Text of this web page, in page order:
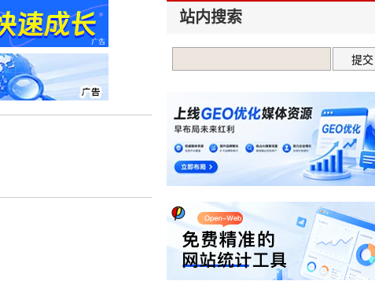
站内搜索